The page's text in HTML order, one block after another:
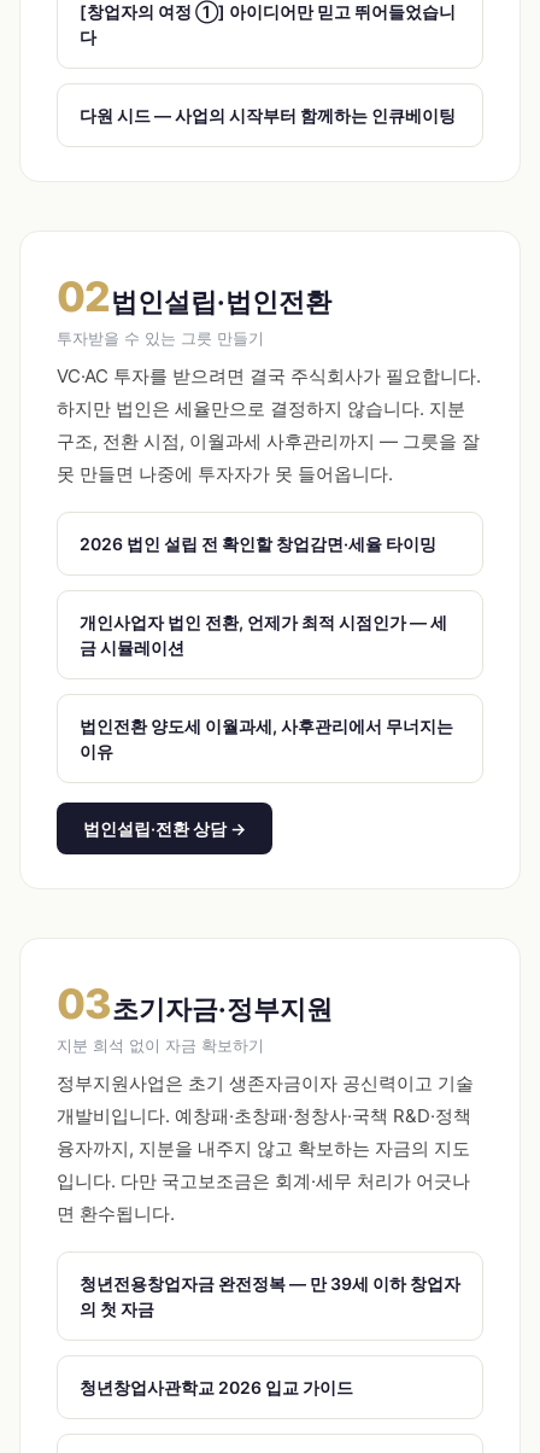
[창업자의 여정 ①] 아이디어만 믿고 뛰어들었습니
다
다원 시드 — 사업의 시작부터 함께하는 인큐베이팅
02법인설립·법인전환
투자받을 수 있는 그릇 만들기
VC·AC 투자를 받으려면 결국 주식회사가 필요합니다.
하지만 법인은 세율만으로 결정하지 않습니다. 지분
구조, 전환 시점, 이월과세 사후관리까지 — 그릇을 잘
못 만들면 나중에 투자자가 못 들어옵니다.
2026 법인 설립 전 확인할 창업감면·세율 타이밍
개인사업자 법인 전환, 언제가 최적 시점인가 — 세
금 시뮬레이션
법인전환 양도세 이월과세, 사후관리에서 무너지는
이유
법인설립·전환 상담 →
03초기자금·정부지원
지분 희석 없이 자금 확보하기
정부지원사업은 초기 생존자금이자 공신력이고 기술
개발비입니다. 예창패·초창패·청창사·국책 R&D·정책
융자까지, 지분을 내주지 않고 확보하는 자금의 지도
입니다. 다만 국고보조금은 회계·세무 처리가 어긋나
면 환수됩니다.
청년전용창업자금 완전정복 — 만 39세 이하 창업자
의 첫 자금
청년창업사관학교 2026 입교 가이드